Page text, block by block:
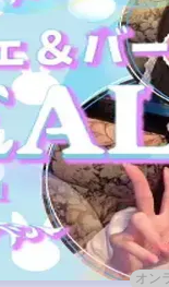
オン